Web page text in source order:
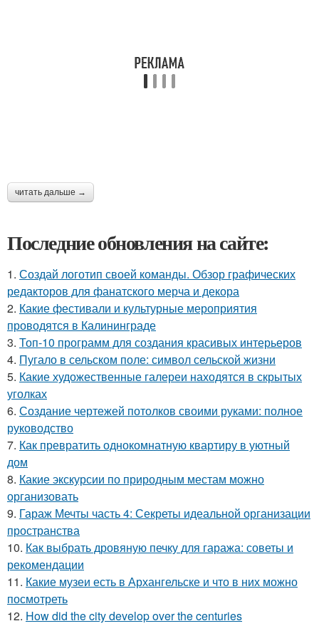
читать дальше →
Последние обновления на сайте:
1. Создай логотип своей команды. Обзор графических
редакторов для фанатского мерча и декора
2. Какие фестивали и культурные мероприятия
проводятся в Калининграде
3. Топ-10 программ для создания красивых интерьеров
4. Пугало в сельском поле: символ сельской жизни
5. Какие художественные галереи находятся в скрытых
уголках
6. Создание чертежей потолков своими руками: полное
руководство
7. Как превратить однокомнатную квартиру в уютный
дом
8. Какие экскурсии по природным местам можно
организовать
9. Гараж Мечты часть 4: Секреты идеальной организации
пространства
10. Как выбрать дровяную печку для гаража: советы и
рекомендации
11. Какие музеи есть в Архангельске и что в них можно
посмотреть
12. How did the city develop over the centuries